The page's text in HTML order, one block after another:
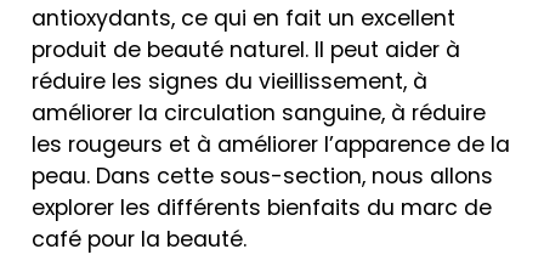
antioxydants, ce qui en fait un excellent
produit de beauté naturel. Il peut aider à
réduire les signes du vieillissement, à
améliorer la circulation sanguine, à réduire
les rougeurs et à améliorer l’apparence de la
peau. Dans cette sous-section, nous allons
explorer les différents bienfaits du marc de
café pour la beauté.